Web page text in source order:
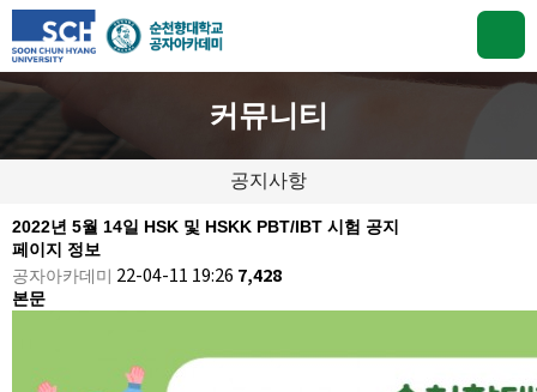
커뮤니티
공지사항
2022년 5월 14일 HSK 및 HSKK PBT/IBT 시험 공지
페이지 정보
공자아카데미 22-04-11 19:26 7,428
본문